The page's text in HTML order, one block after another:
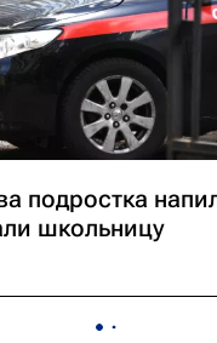
подростка
школьницу